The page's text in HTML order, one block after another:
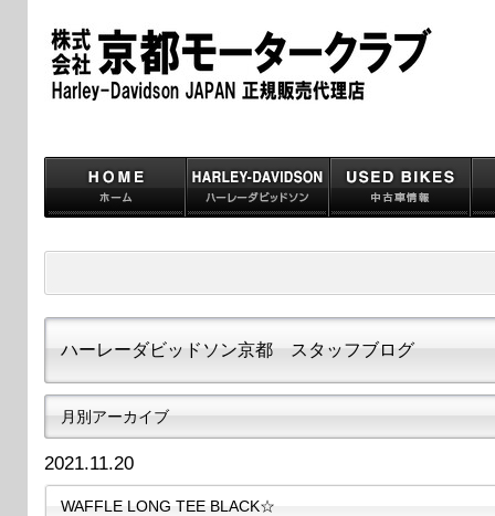
ハーレーダビッドソン京都 スタッフブログ
月別アーカイブ
2021.11.20
WAFFLE LONG TEE BLACK☆